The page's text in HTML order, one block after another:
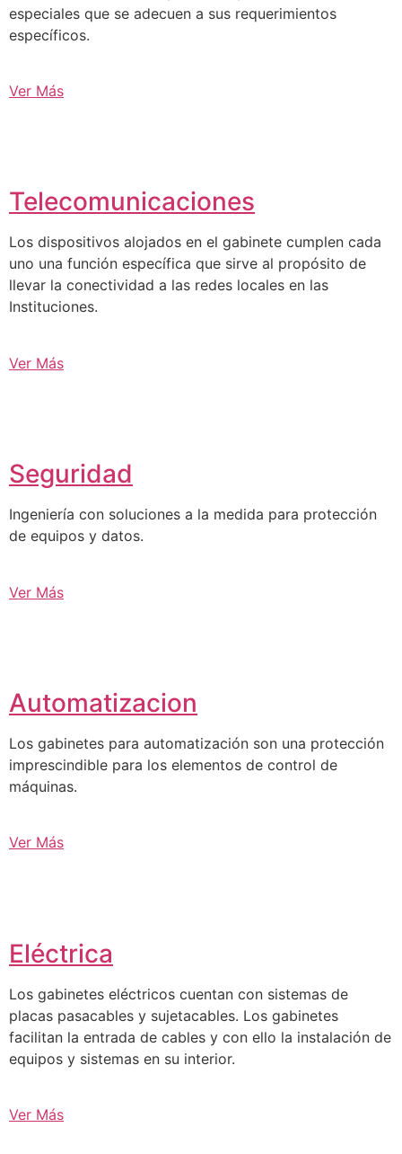
especiales que se adecuen a sus requerimientos
específicos.
Ver Más
Telecomunicaciones
Los dispositivos alojados en el gabinete cumplen cada
uno una función específica que sirve al propósito de
llevar la conectividad a las redes locales en las
Instituciones.
Ver Más
Seguridad
Ingeniería con soluciones a la medida para protección
de equipos y datos.
Ver Más
Automatizacion
Los gabinetes para automatización son una protección
imprescindible para los elementos de control de
máquinas.
Ver Más
Eléctrica
Los gabinetes eléctricos cuentan con sistemas de
placas pasacables y sujetacables. Los gabinetes
facilitan la entrada de cables y con ello la instalación de
equipos y sistemas en su interior.
Ver Más